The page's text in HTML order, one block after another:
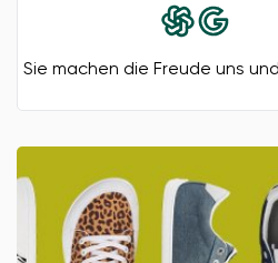
Land ändern
Lieferland auswählen
Sprache auswählen
Sie machen die Freude uns